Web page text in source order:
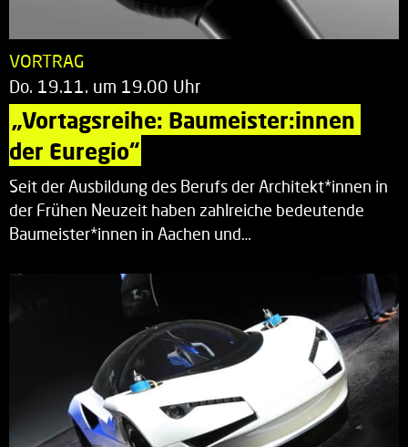
VORTRAG
Do. 19.11. um 19.00 Uhr
„Vortagsreihe: Baumeister:innen
der Euregio“
Seit der Ausbildung des Berufs der Architekt*innen in
der Frühen Neuzeit haben zahlreiche bedeutende
Baumeister*innen in Aachen und…